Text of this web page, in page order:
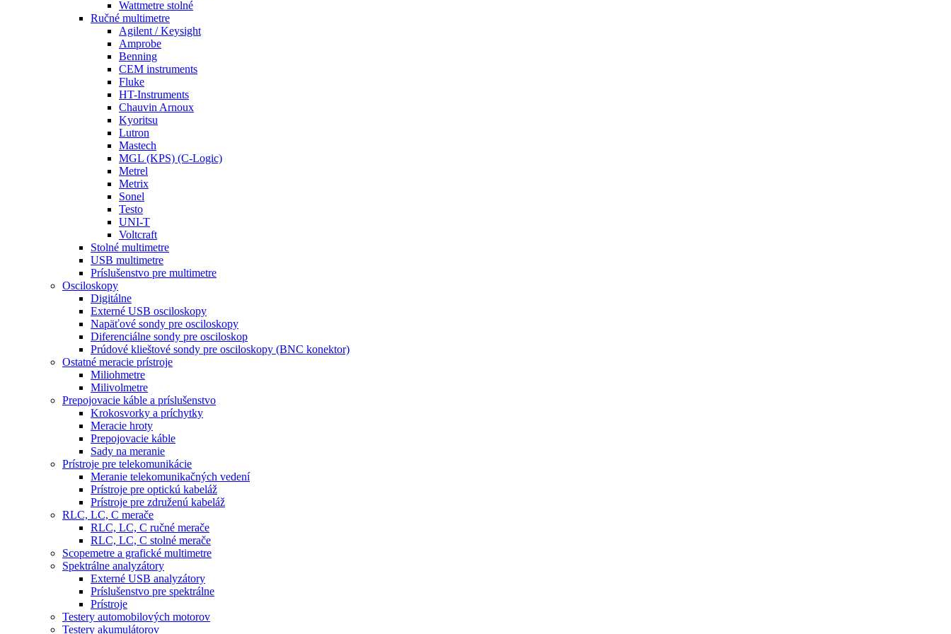
Wattmetre stolné
Ručné multimetre
Agilent / Keysight
Amprobe
Benning
CEM instruments
Fluke
HT-Instruments
Chauvin Arnoux
Kyoritsu
Lutron
Mastech
MGL (KPS) (C-Logic)
Metrel
Metrix
Sonel
Testo
UNI-T
Voltcraft
Stolné multimetre
USB multimetre
Príslušenstvo pre multimetre
Osciloskopy
Digitálne
Externé USB osciloskopy
Napäťové sondy pre osciloskopy
Diferenciálne sondy pre osciloskop
Prúdové klieštové sondy pre osciloskopy (BNC konektor)
Ostatné meracie prístroje
Miliohmetre
Milivolmetre
Prepojovacie káble a príslušenstvo
Krokosvorky a príchytky
Meracie hroty
Prepojovacie káble
Sady na meranie
Prístroje pre telekomunikácie
Meranie telekomunikačných vedení
Prístroje pre optickú kabeláž
Prístroje pre združenú kabeláž
RLC, LC, C merače
RLC, LC, C ručné merače
RLC, LC, C stolné merače
Scopemetre a grafické multimetre
Spektrálne analyzátory
Externé USB analyzátory
Príslušenstvo pre spektrálne
Prístroje
Testery automobilových motorov
Testery akumulátorov